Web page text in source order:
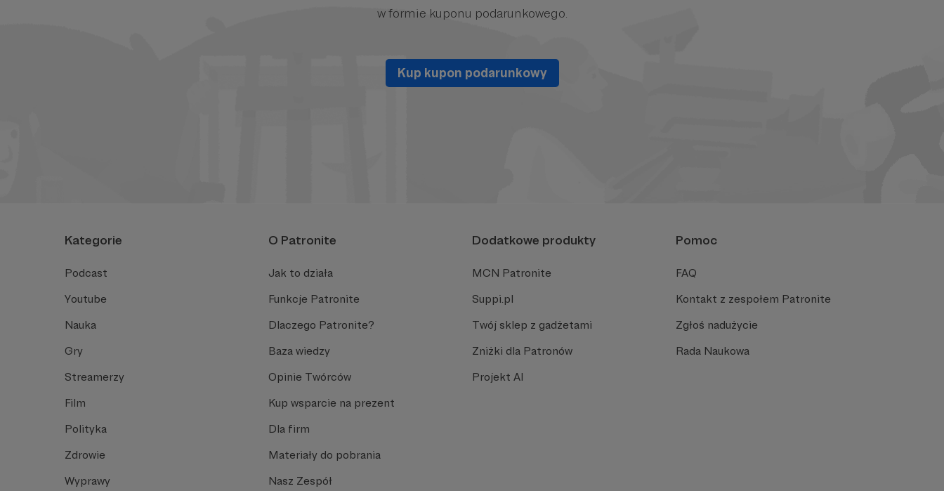
w formie kuponu podarunkowego.
Kup kupon podarunkowy
Kategorie
Podcast
Youtube
Nauka
Gry
Streamerzy
Film
Polityka
Zdrowie
Wyprawy
O Patronite
Jak to działa
Funkcje Patronite
Dlaczego Patronite?
Baza wiedzy
Opinie Twórców
Kup wsparcie na prezent
Dla firm
Materiały do pobrania
Nasz Zespół
Dodatkowe produkty
MCN Patronite
Suppi.pl
Twój sklep z gadżetami
Zniżki dla Patronów
Projekt AI
Pomoc
FAQ
Kontakt z zespołem Patronite
Zgłoś nadużycie
Rada Naukowa